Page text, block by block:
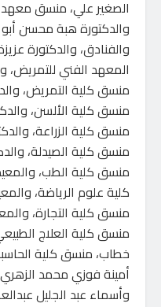
الصغير علي، منسق معهد
والدكتورة هبة محسن
والفنادق، والدكتورة
المعهد الفني للتمريض،
منسق كلية التمريض،
منسق كلية الألسن،
منسق كلية الزراعة،
منسق كلية الصيدلة،
منسق كلية الطب،
كلية علوم الرياضة،
منسق كلية التجارة،
منسق كلية العلاج
خطاب، منسق كلية
أمينة فوزي محمد
وأسماء عبد الجليل